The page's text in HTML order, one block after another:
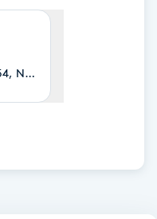
Nacka Strand